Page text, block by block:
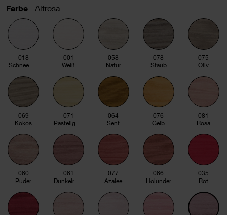
Farbe Altrosa
018
001
Weiß
058
Natur
078
Staub
075
Oliv
069
Kokos
071
064
Senf
076
Gelb
081
Rosa
060
Puder
061
Dunkelrosa
077
Azalee
066
Holunder
035
Rot